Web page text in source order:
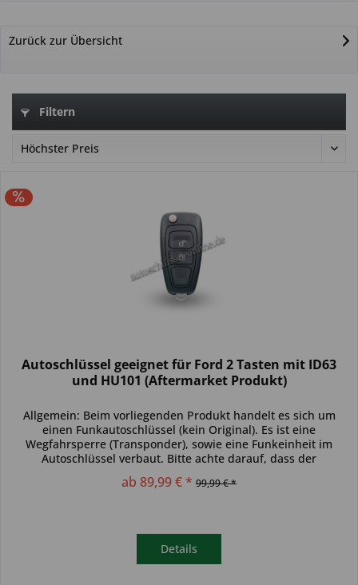
Zurück zur Übersicht
Filtern
Autoschlüssel geeignet für Ford 2 Tasten mit ID63
und HU101 (Aftermarket Produkt)
Allgemein: Beim vorliegenden Produkt handelt es sich um
einen Funkautoschlüssel (kein Original). Es ist eine
Wegfahrsperre (Transponder), sowie eine Funkeinheit im
Autoschlüssel verbaut. Bitte achte darauf, dass der
Autoschlüssel deinem...
ab 89,99 € * 99,99 € *
Details